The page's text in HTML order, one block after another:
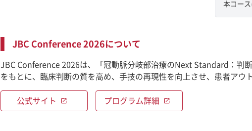
本コース
JBC Conference 2026について
JBC Conference 2026は、「冠動脈分岐部治療のNext Standard：判
をもとに、臨床判断の質を高め、手技の再現性を向上させ、患者アウ
公式サイト open_in_new プログラム詳細 open_in_new